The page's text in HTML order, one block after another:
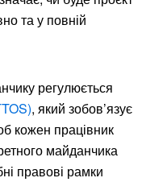
та у повній
регулюється
, який зобов’язує
кожен працівник
майданчика
правові рамки